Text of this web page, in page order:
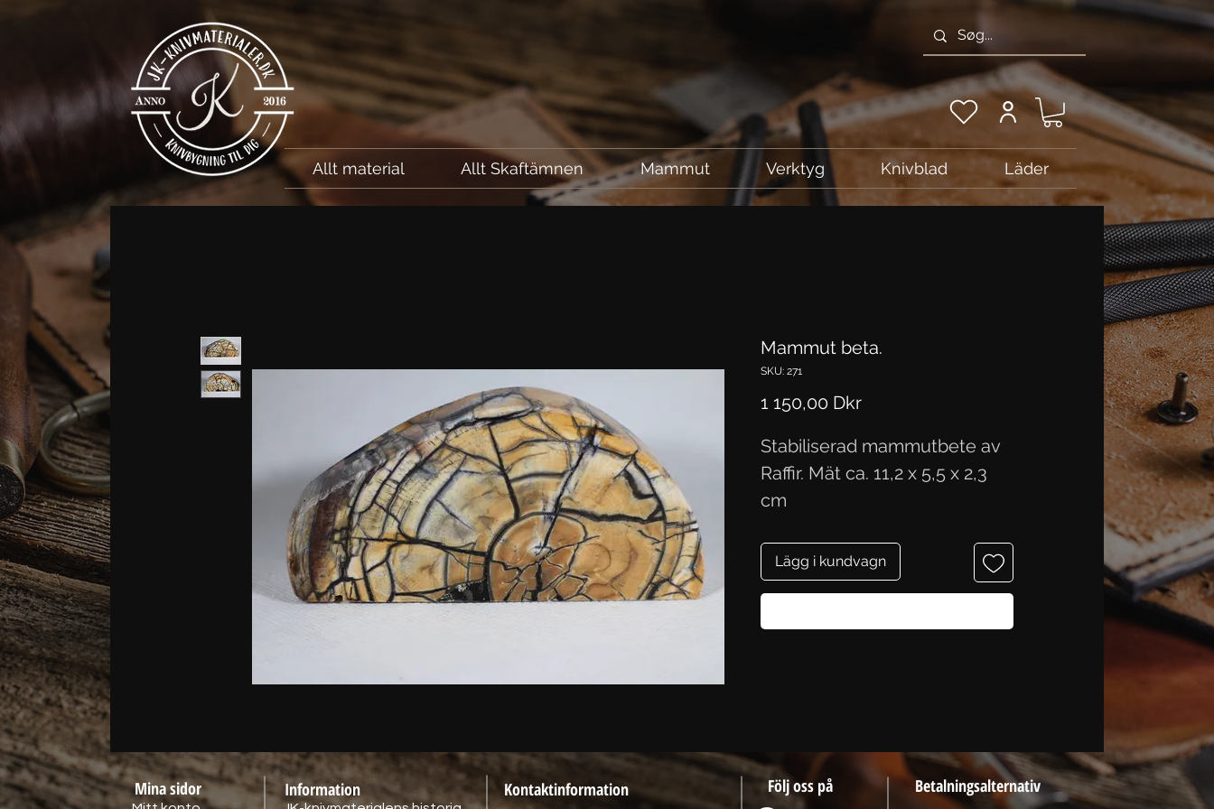
Allt material Allt Skaftämnen Mammut Verktyg Knivblad Läder
Mammut beta.
SKU: 271
1 150,00 DkrPris
Stabiliserad mammutbete av
Raffir. Mät ca. 11,2 x 5,5 x 2,3
cm
Lägg i kundvagn
Mina sidor Information Kontaktinformation Följ oss på Betalningsalternativ